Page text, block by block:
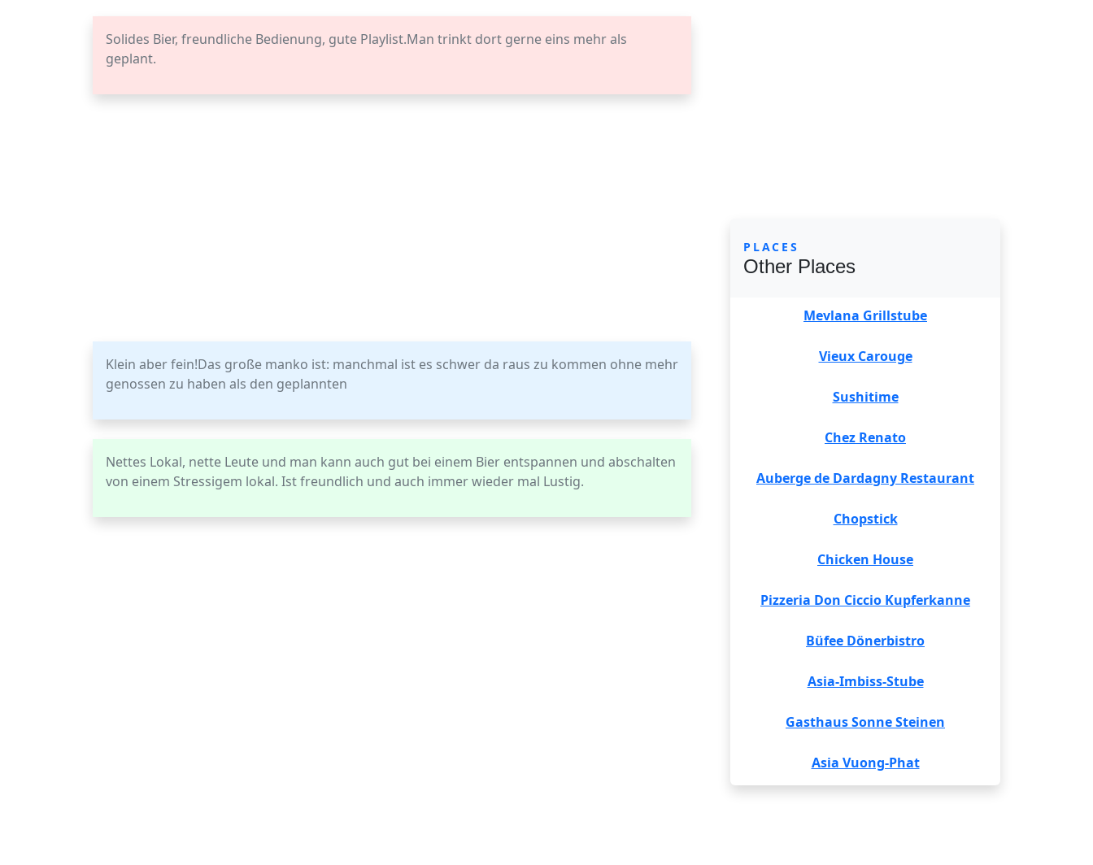
Solides Bier, freundliche Bedienung, gute Playlist.Man trinkt dort gerne eins mehr als
geplant.
Klein aber fein!Das große manko ist: manchmal ist es schwer da raus zu kommen ohne mehr
genossen zu haben als den geplannten
Nettes Lokal, nette Leute und man kann auch gut bei einem Bier entspannen und abschalten
von einem Stressigem lokal. Ist freundlich und auch immer wieder mal Lustig.
PLACES
Other Places
Mevlana Grillstube
Vieux Carouge
Sushitime
Chez Renato
Auberge de Dardagny Restaurant
Chopstick
Chicken House
Pizzeria Don Ciccio Kupferkanne
Büfee Dönerbistro
Asia-Imbiss-Stube
Gasthaus Sonne Steinen
Asia Vuong-Phat